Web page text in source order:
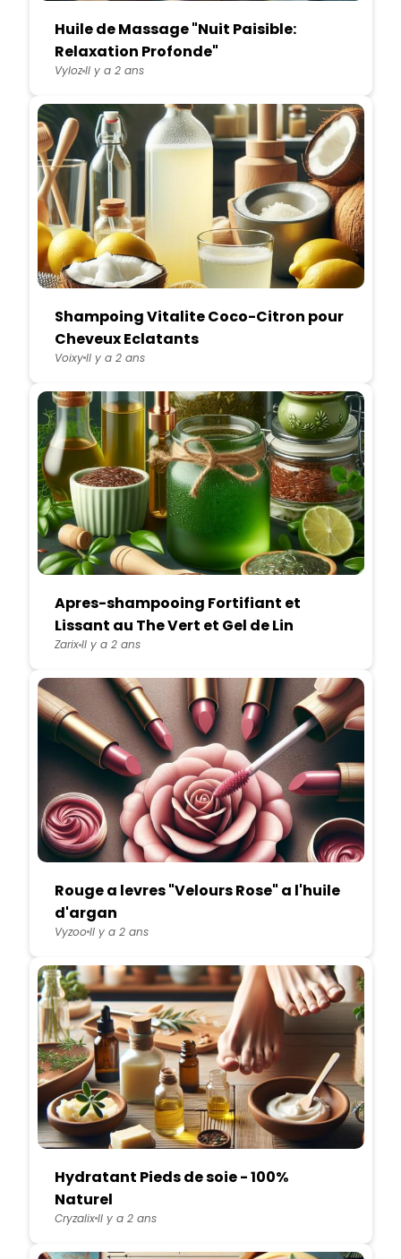
Huile de Massage "Nuit Paisible:
Relaxation Profonde"
VylozIl y a 2 ans
Shampoing Vitalite Coco-Citron pour
Cheveux Eclatants
VoixyIl y a 2 ans
Apres-shampooing Fortifiant et
Lissant au The Vert et Gel de Lin
ZarixIl y a 2 ans
Rouge a levres "Velours Rose" a l'huile
d'argan
VyzooIl y a 2 ans
Hydratant Pieds de soie - 100%
Naturel
CryzalixIl y a 2 ans